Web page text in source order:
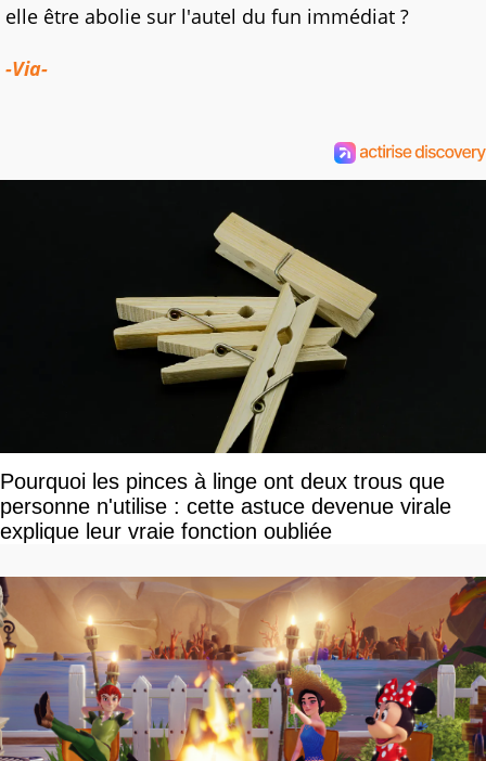
elle être abolie sur l'autel du fun immédiat ?
-Via-
Pourquoi les pinces à linge ont deux trous que
personne n'utilise : cette astuce devenue virale
explique leur vraie fonction oubliée